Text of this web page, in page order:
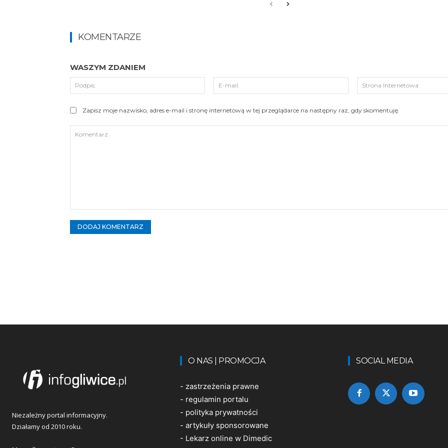
KOMENTARZE
WASZYM ZDANIEM
Podpis:
mail:
Zapisz moje nazwisko, adres e-mail i stronę internetową w tej przeglądarce na następny raz, gdy skomentuję.
Niezależny portal informacyjny.
Działamy od 2010 roku.
O NAS | PROMOCJA
- zastrzeżenia prawne
- regulamin portalu
- polityka prywatności
- artykuły sponsorowane
- Lekarz online w Dimedic
SOCIAL MEDIA